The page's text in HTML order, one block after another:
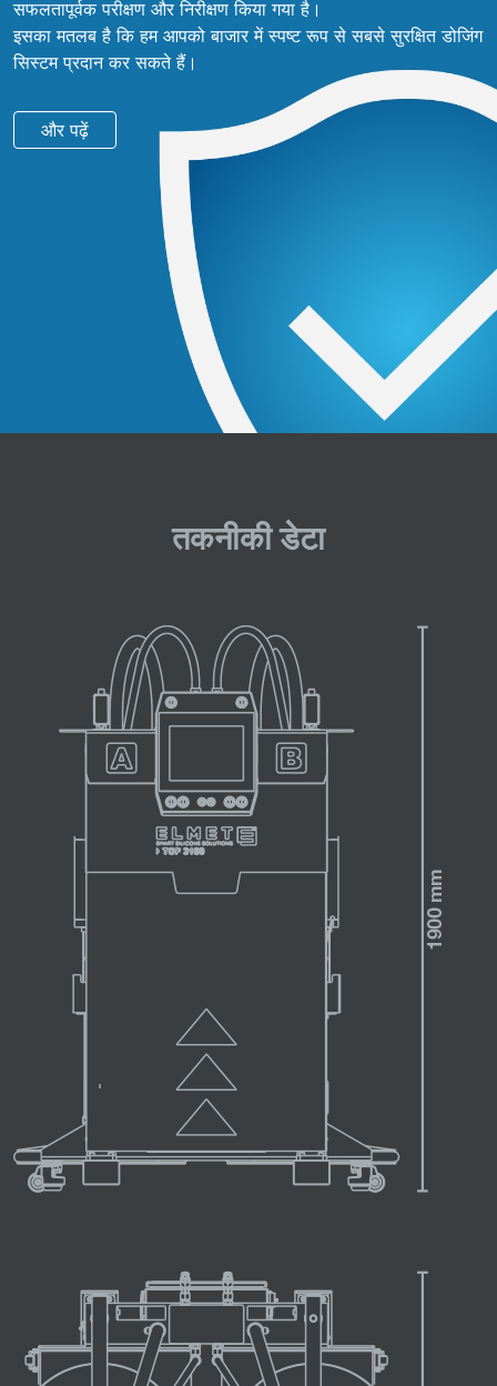
सफलतापूर्वक परीक्षण और निरीक्षण किया गया है।
इसका मतलब है कि हम आपको बाजार में स्पष्ट रूप से सबसे सुरक्षित डोजिंग
सिस्टम प्रदान कर सकते हैं।
और पढ़ें
तकनीकी डेटा